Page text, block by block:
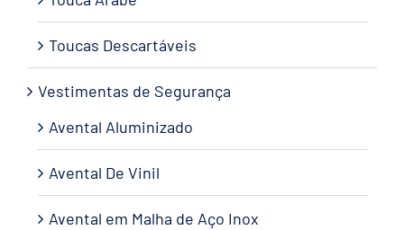
Toucas Descartáveis
Vestimentas de Segurança
Avental Aluminizado
Avental De Vinil
Avental em Malha de Aço Inox